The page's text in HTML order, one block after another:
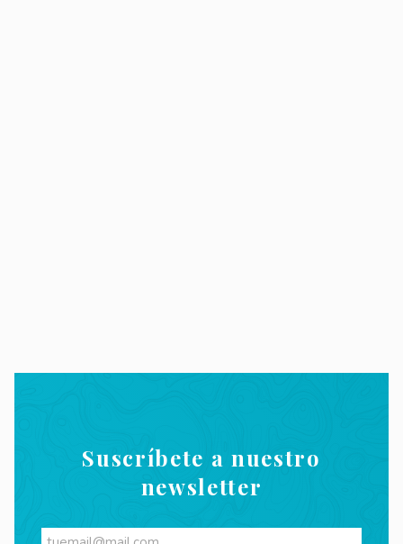
Suscríbete a nuestro
newsletter